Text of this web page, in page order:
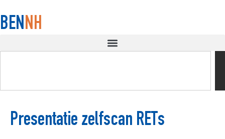
BENNH
Presentatie zelfscan RETs